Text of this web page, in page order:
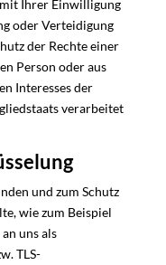
Ihrer Einwilligung
oder Verteidigung
der Rechte einer
Person oder aus
Interesses der
verarbeitet
und zum Schutz
wie zum Beispiel
uns als
TLS-